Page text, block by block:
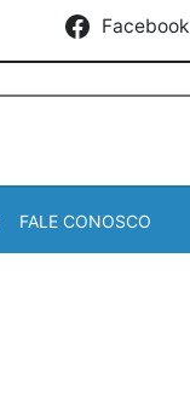
Facebook
FALE CONOSCO